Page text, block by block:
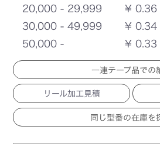
20,000 - 29,999
¥ 0.36
30,000 - 49,999
¥ 0.34
50,000 -
¥ 0.33
一連テープ品での
リール加工見積